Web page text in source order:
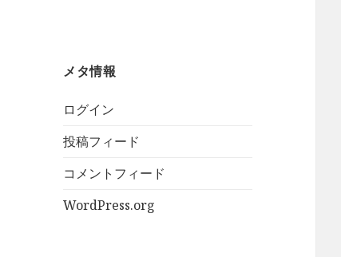
メタ情報
ログイン
投稿フィード
コメントフィード
WordPress.org